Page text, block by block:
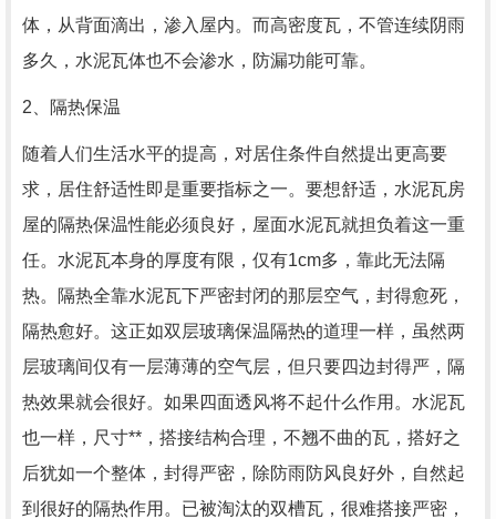
体，从背面滴出，渗入屋内。而高密度瓦，不管连续阴雨
多久，水泥瓦体也不会渗水，防漏功能可靠。
2、隔热保温
随着人们生活水平的提高，对居住条件自然提出更高要
求，居住舒适性即是重要指标之一。要想舒适，水泥瓦房
屋的隔热保温性能必须良好，屋面水泥瓦就担负着这一重
任。水泥瓦本身的厚度有限，仅有1cm多，靠此无法隔
热。隔热全靠水泥瓦下严密封闭的那层空气，封得愈死，
隔热愈好。这正如双层玻璃保温隔热的道理一样，虽然两
层玻璃间仅有一层薄薄的空气层，但只要四边封得严，隔
热效果就会很好。如果四面透风将不起什么作用。水泥瓦
也一样，尺寸**，搭接结构合理，不翘不曲的瓦，搭好之
后犹如一个整体，封得严密，除防雨防风良好外，自然起
到很好的隔热作用。已被淘汰的双槽瓦，很难搭接严密，